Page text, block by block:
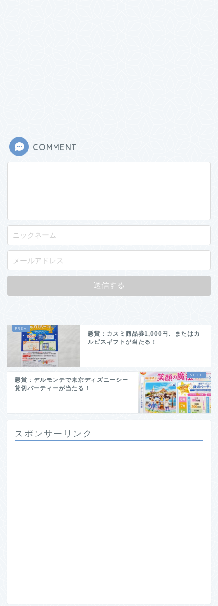
COMMENT
懸賞：カスミ商品券1,000円、またはカ
ルピスギフトが当たる！
懸賞：デルモンテで東京ディズニーシー
貸切パーティーが当たる！
スポンサーリンク